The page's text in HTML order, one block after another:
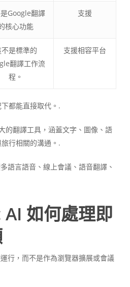
Google翻譯
核心功能
支援
是標準的
翻譯工作流
程。
支援相容平台
都能直接取代。.
的翻譯工具，涵蓋文字、圖像、語
行相關的溝通。.
語言語音、線上會議、語音翻譯、
如何處理即
行，而不是作為瀏覽器擴展或會議